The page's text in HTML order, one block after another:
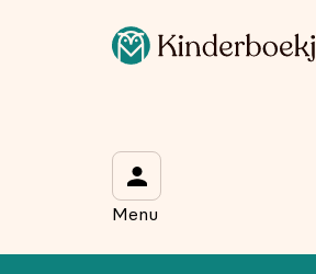
Menu
Op de hoogte blijven van onze acties?
Wat is je voornaam?